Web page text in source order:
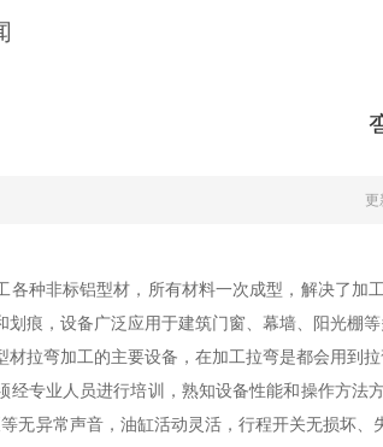
各种非标铝型材，所有材料一次成型，解决了加
痕，设备广泛应用于建筑门窗、幕墙、阳光棚等
弯加工的主要设备，在加工拉弯是都会用到拉
业人员进行培训，熟知设备性能和操作方法
无异常声音，油缸活动灵活，行程开关无损坏